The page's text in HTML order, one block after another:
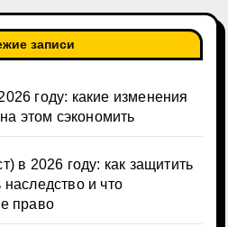
записи
году: какие изменения
этом сэкономить
в 2026 году: как защитить
и что
право